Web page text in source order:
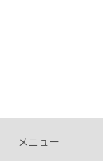
メニュー